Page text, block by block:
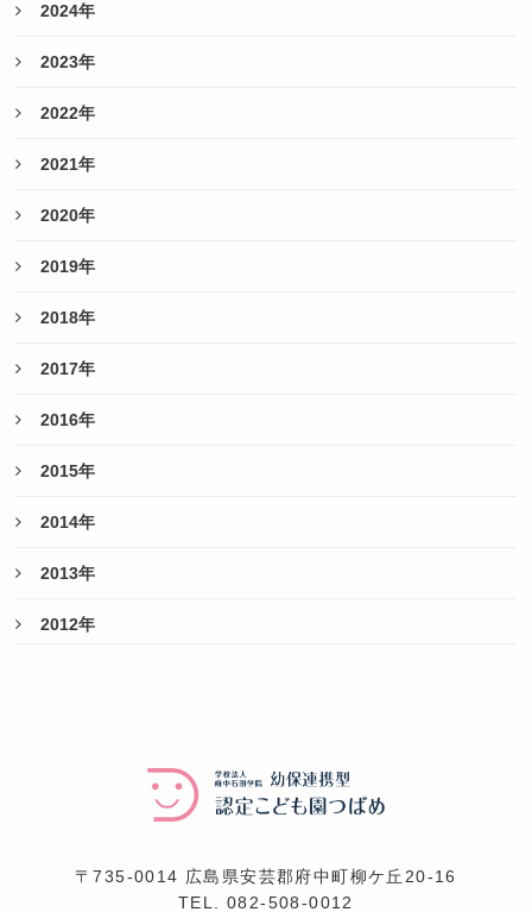
2024年
2023年
2022年
2021年
2020年
2019年
2018年
2017年
2016年
2015年
2014年
2013年
2012年
〒735-0014 広島県安芸郡府中町柳ケ丘20-16
TEL.082-508-0012